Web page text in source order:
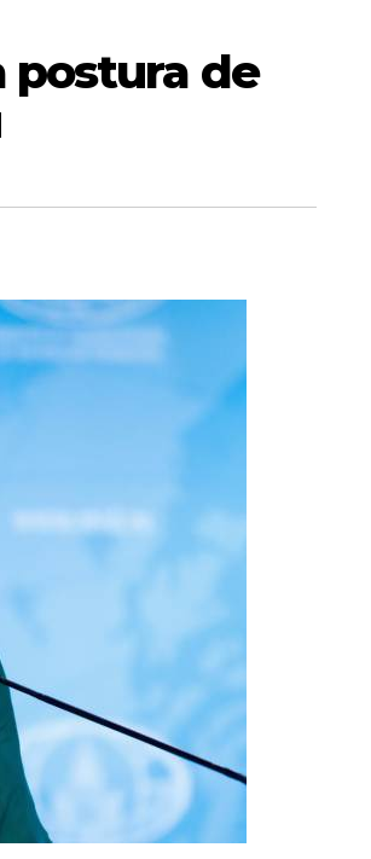
postura de